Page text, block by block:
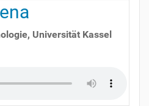
, Universität Kassel